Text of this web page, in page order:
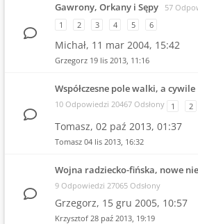
Gawrony, Orkany i Sępy
57
1
2 3 4 5 6
Michał, 11 mar 2004, 15:42
Grzegorz 19 lis 2013, 11:16
Współczesne pole walki, a cywile
10 Odpowiedzi 20467 Odsłony 1 2
Tomasz, 02 paź 2013, 01:37
Tomasz 04 lis 2013, 16:32
Wojna radziecko-fińska, nowe
9 Odpowiedzi 27065 Odsłony
Grzegorz, 15 gru 2005, 10:57
Krzysztof 28 paź 2013, 19:19